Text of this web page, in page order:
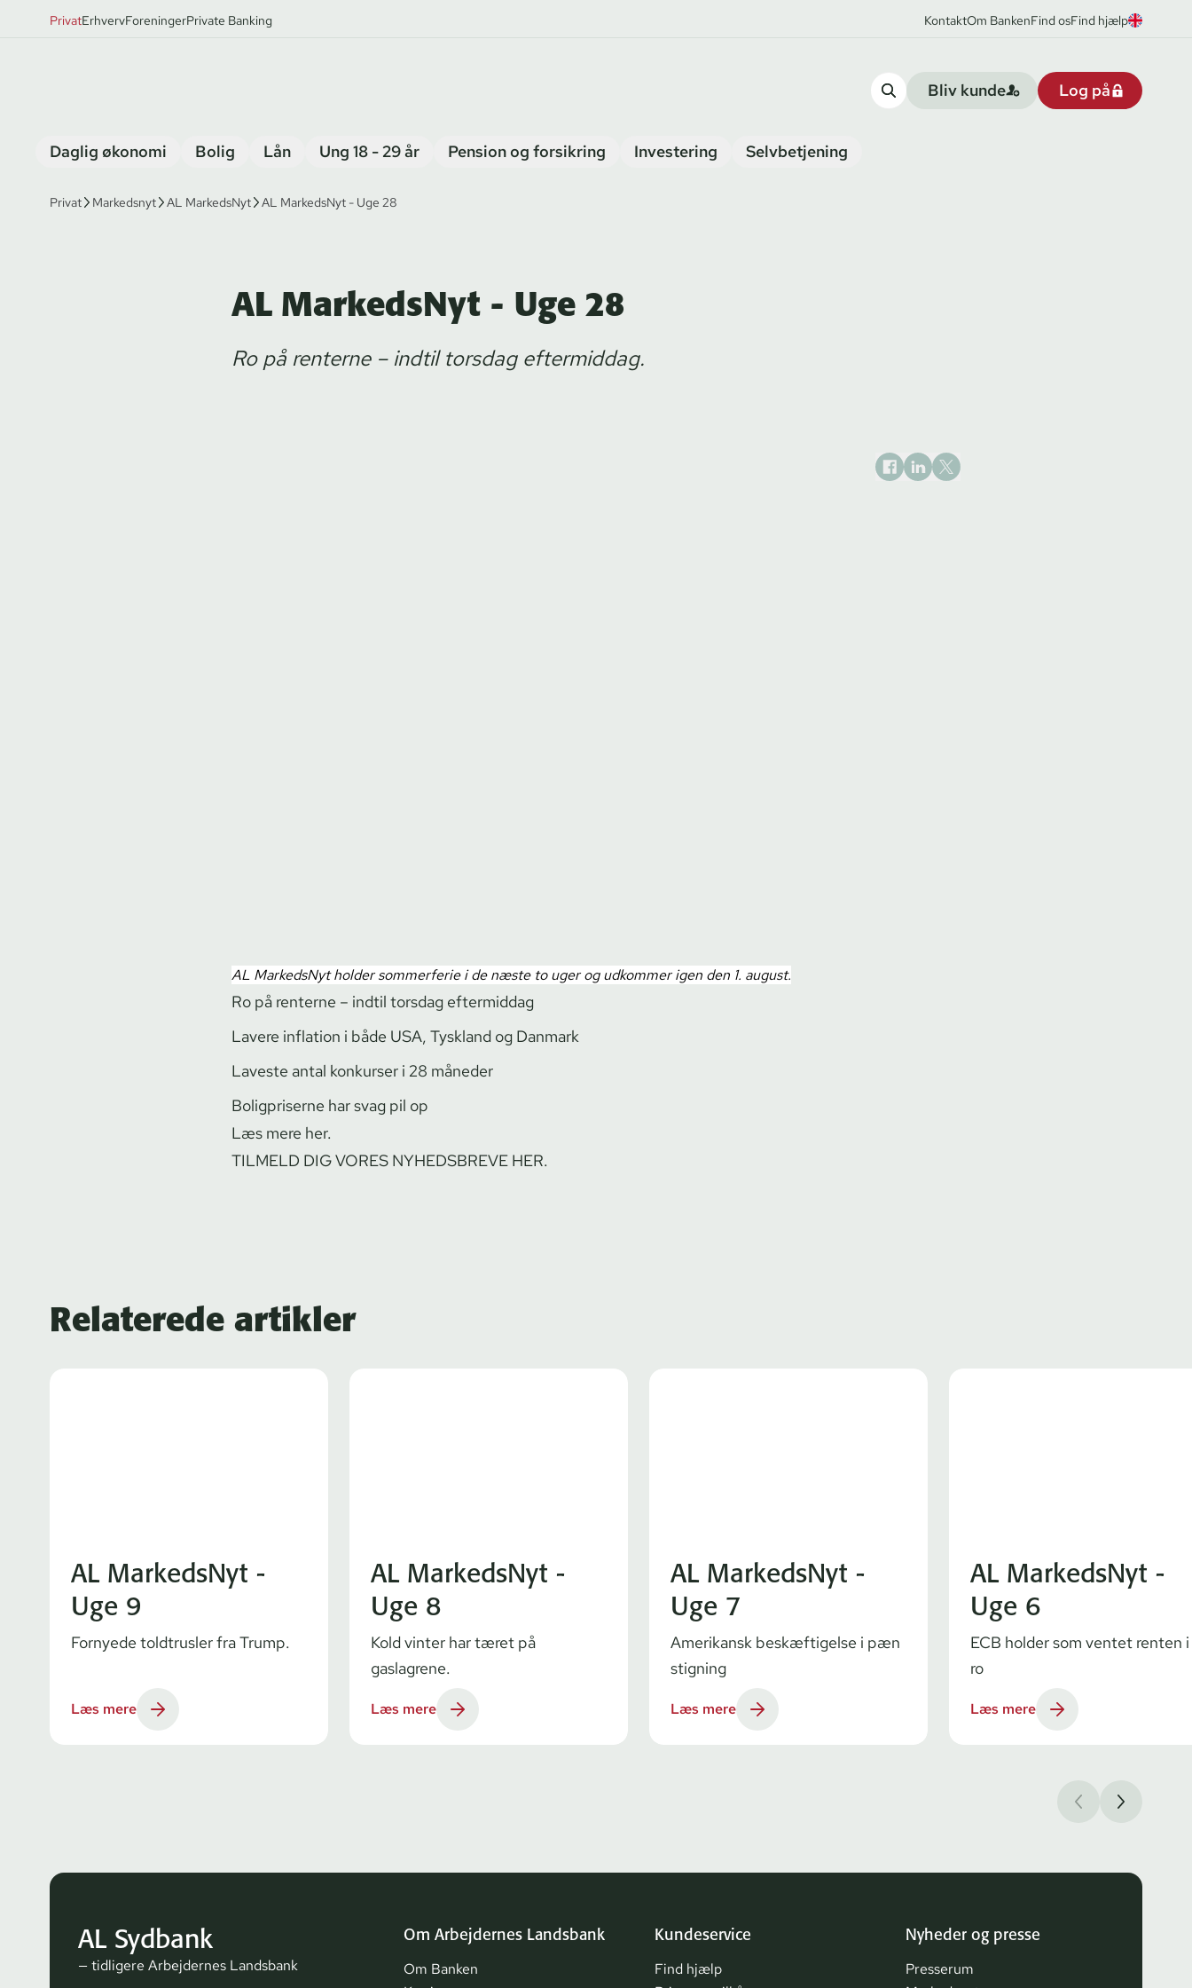
PrivatErhvervForeningerPrivate Banking KontaktOm BankenFind osFind hjælp
Bliv kunde Log på
Daglig økonomi Bolig Lån Ung 18 - 29 år Pension og forsikring Investering Selvbetjening
Privat Markedsnyt AL MarkedsNyt AL MarkedsNyt - Uge 28
AL MarkedsNyt - Uge 28
Ro på renterne – indtil torsdag eftermiddag.
AL MarkedsNyt holder sommerferie i de næste to uger og udkommer igen den 1. august.
Ro på renterne – indtil torsdag eftermiddag
Lavere inflation i både USA, Tyskland og Danmark
Laveste antal konkurser i 28 måneder
Boligpriserne har svag pil op
Læs mere her.
TILMELD DIG VORES NYHEDSBREVE HER.
Relaterede artikler
AL MarkedsNyt -
Uge 9
Fornyede toldtrusler fra Trump.
Læs mere
AL MarkedsNyt -
Uge 8
Kold vinter har tæret på
gaslagrene.
Læs mere
AL MarkedsNyt -
Uge 7
Amerikansk beskæftigelse i pæn
stigning
Læs mere
AL MarkedsNyt -
Uge 6
ECB holder som ventet renten i
ro
Læs mere
AL Sydbank
— tidligere Arbejdernes Landsbank
Om Arbejdernes Landsbank
Om Banken
Kundeservice
Find hjælp
Nyheder og presse
Presserum